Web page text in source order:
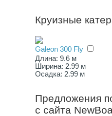
Круизные
Galeon 300 Fly
Длина: 9.6 м
Ширина: 2.99 м
Осадка: 2.99 м
Предложения
с сайта